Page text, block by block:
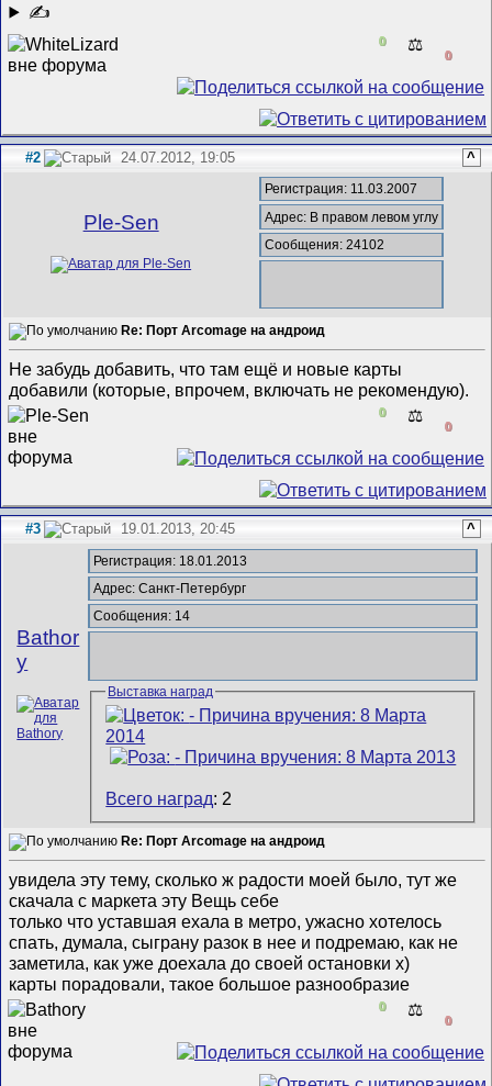
✍
0 ⚖️
0
#2 24.07.2012, 19:05 ^
Ple-Sen
Регистрация: 11.03.2007
Адрес: В правом левом углу
Сообщения: 24102
Re: Порт Arcomage на андроид
Не забудь добавить, что там ещё и новые карты
добавили (которые, впрочем, включать не рекомендую).
0 ⚖️
0
#3 19.01.2013, 20:45 ^
Bathor
y
Регистрация: 18.01.2013
Адрес: Санкт-Петербург
Сообщения: 14
Выставка наград
Всего наград: 2
Re: Порт Arcomage на андроид
увидела эту тему, сколько ж радости моей было, тут же
скачала с маркета эту Вещь себе
только что уставшая ехала в метро, ужасно хотелось
спать, думала, сыграну разок в нее и подремаю, как не
заметила, как уже доехала до своей остановки х)
карты порадовали, такое большое разнообразие
0 ⚖️
0